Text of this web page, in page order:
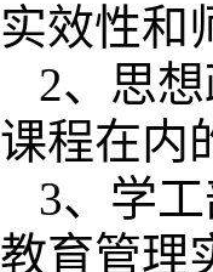
实效性和
2、思
课程在内
3、学
教育管理